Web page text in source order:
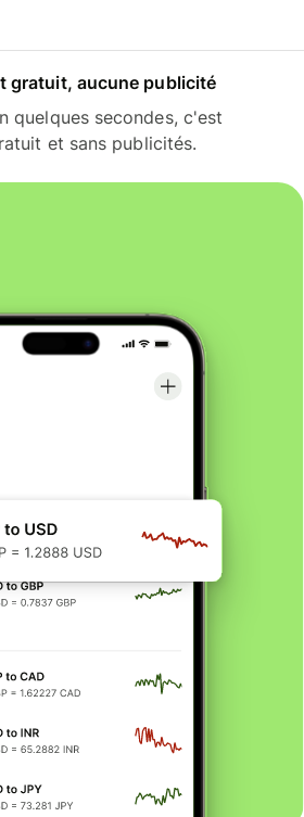
gratuit, aucune publicité
quelques secondes, c'est
et sans publicités.